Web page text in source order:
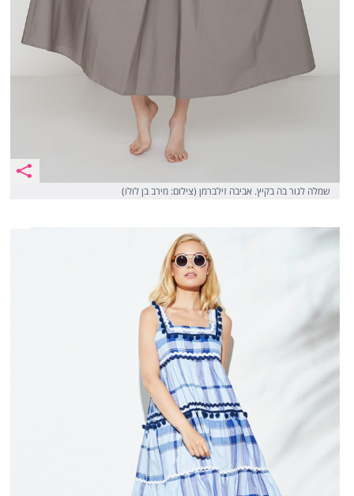
שמלה לגור בה בקיץ. אביבה זילברמן (צילום: מירב בן לולו)